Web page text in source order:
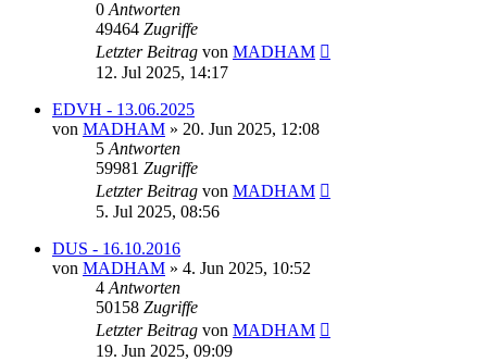
0 Antworten
49464 Zugriffe
Letzter Beitrag von MADHAM
12. Jul 2025, 14:17
EDVH - 13.06.2025
von MADHAM » 20. Jun 2025, 12:08
5 Antworten
59981 Zugriffe
Letzter Beitrag von MADHAM
5. Jul 2025, 08:56
DUS - 16.10.2016
von MADHAM » 4. Jun 2025, 10:52
4 Antworten
50158 Zugriffe
Letzter Beitrag von MADHAM
19. Jun 2025, 09:09